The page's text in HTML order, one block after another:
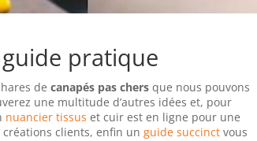
pratique
decanapés pas chers que nous pouvons
une multitude d’autres idées et, pour
nuancier tissus et cuir est en ligne pour une
créations clients, enfin unguide succinct vous